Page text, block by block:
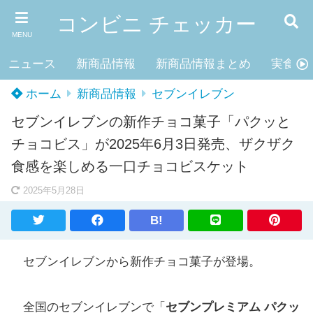
MENU コンビニ チェッカー
ニュース 新商品情報 新商品情報まとめ 実食レ
ホーム 新商品情報 セブンイレブン
セブンイレブンの新作チョコ菓子「パクッと
チョコビス」が2025年6月3日発売、ザクザク
食感を楽しめる一口チョコビスケット
2025年5月28日
B!
セブンイレブンから新作チョコ菓子が登場。
全国のセブンイレブンで「 セブンプレミアム パクッ